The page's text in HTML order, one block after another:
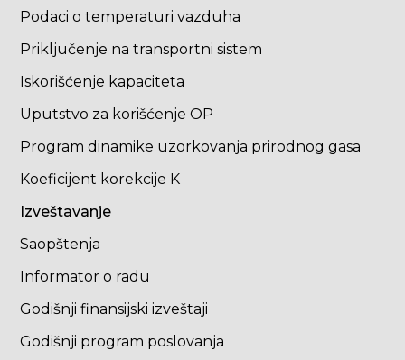
Podaci o temperaturi vazduha
Priključenje na transportni sistem
Iskorišćenje kapaciteta
Uputstvo za korišćenje OP
Program dinamike uzorkovanja prirodnog gasa
Koeficijent korekcije K
Izveštavanje
Saopštenja
Informator o radu
Godišnji finansijski izveštaji
Godišnji program poslovanja